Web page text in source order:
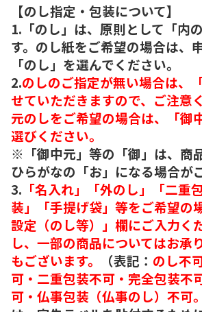
【のし指定・包装について】
1.「のし」は、原則として「内
す。のし紙をご希望の場合は、
「のし」を選んでください。
2.のしのご指定が無い場合は、
せていただきますので、ご注意
元のしをご希望の場合は、「御
選びください。
※「御中元」等の「御」は、商
ひらがなの「お」になる場合が
3. 「名入れ」「外のし」「二重
装」「手提げ袋」等をご希望の
設定（のし等）」欄にご入力く
し、一部の商品についてはお承
もございます。
（表記： のし不
可・二重包装不可・完全包装不
可・仏事包装（仏事のし）不可。